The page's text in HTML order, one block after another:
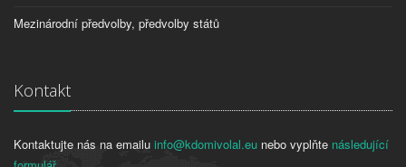
Mezinárodní předvolby, předvolby států
Kontakt
Kontaktujte nás na emailu info@kdomivolal.eu nebo vyplňte následující